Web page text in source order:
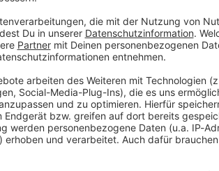
Gewerbe arbeiten.
aber auch private Haushalte.
Verwaltung.
und Versicherungsdienstleistung.
Forstwirtschaft.
Unterricht.